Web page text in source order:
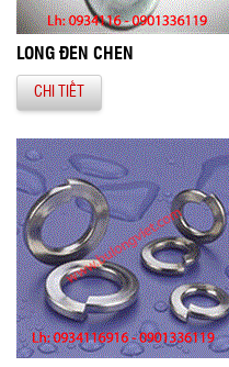
LONG ĐỀN CHÉN
CHI TIẾT